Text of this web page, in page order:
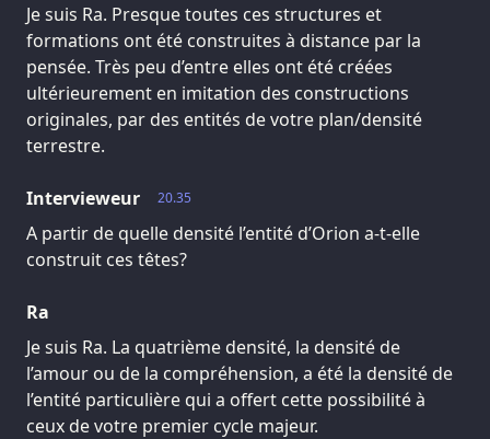
Je suis Ra. Presque toutes ces structures et
formations ont été construites à distance par la
pensée. Très peu d’entre elles ont été créées
ultérieurement en imitation des constructions
originales, par des entités de votre plan/densité
terrestre.
20.35
Intervieweur
A partir de quelle densité l’entité d’Orion a-t-elle
construit ces têtes?
Ra
Je suis Ra. La quatrième densité, la densité de
l’amour ou de la compréhension, a été la densité de
l’entité particulière qui a offert cette possibilité à
ceux de votre premier cycle majeur.